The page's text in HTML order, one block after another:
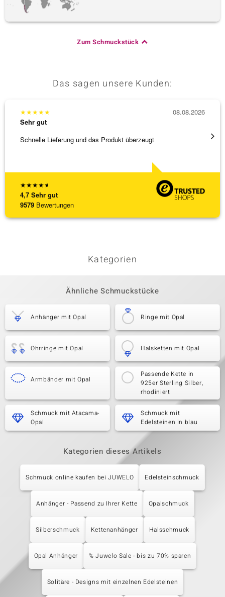
Zum Schmuckstück
Das sagen unsere Kunden:
★★★★★
4,7 Sehr gut
9579 Bewertungen
★★★★★
Sehr gut
Schnelle Lieferung und das Produkt überzeugt
08.08.2026
Kategorien
Ähnliche Schmuckstücke
Anhänger mit Opal Ringe mit Opal
Ohrringe mit Opal Halsketten mit Opal
Armbänder mit Opal
Passende Kette in
925er Sterling Silber,
rhodiniert
Schmuck mit Atacama-
Opal
Schmuck mit
Edelsteinen in blau
Kategorien dieses Artikels
Schmuck online kaufen bei JUWELO Edelsteinschmuck
Anhänger - Passend zu Ihrer Kette Opalschmuck
Silberschmuck Kettenanhänger Halsschmuck
Opal Anhänger % Juwelo Sale - bis zu 70% sparen
Solitäre - Designs mit einzelnen Edelsteinen